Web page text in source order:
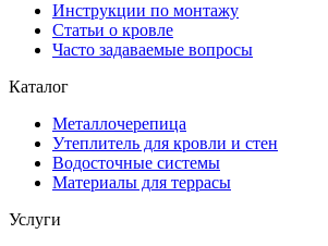
Инструкции по монтажу
Статьи о кровле
Часто задаваемые вопросы
Каталог
Металлочерепица
Утеплитель для кровли и стен
Водосточные системы
Материалы для террасы
Услуги